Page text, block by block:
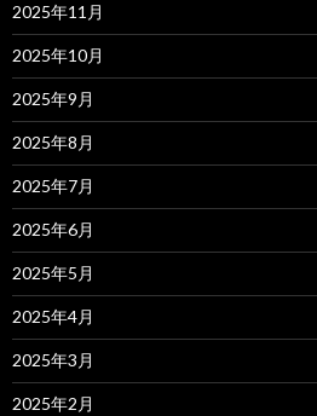
2025年11月
2025年10月
2025年9月
2025年8月
2025年7月
2025年6月
2025年5月
2025年4月
2025年3月
2025年2月